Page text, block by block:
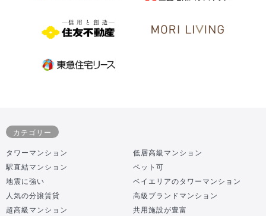
カテゴリー
タワーマンション
低層高級マンション
駅直結マンション
ペット可
地震に強い
ベイエリアのタワーマンション
人気の分譲賃貸
高級ブランドマンション
超高級マンション
共用施設が豊富